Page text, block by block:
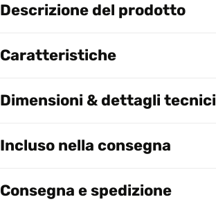
Descrizione del prodotto
Caratteristiche
Dimensioni & dettagli tecnici
Incluso nella consegna
Consegna e spedizione